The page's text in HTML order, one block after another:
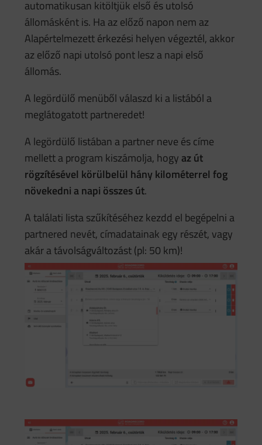
automatikusan kitöltjük első és utolsó
állomásként is. Ha az előző napon nem az
Alapértelmezett érkezési helyen végeztél, akkor
az előző napi utolsó pont lesz a napi első
állomás.
A legördülő menüből válaszd ki a listából a
meglátogatott partneredet!
A legördülő listában a partner neve és címe
mellett a program kiszámolja, hogy az út
rögzítésével körülbelül hány kilométerrel fog
növekedni a napi összes út.
A találati lista szűkítéséhez kezdd el begépelni a
partnered nevét, címadatainak egy részét, vagy
akár a távolságváltozást (pl: 50 km)!